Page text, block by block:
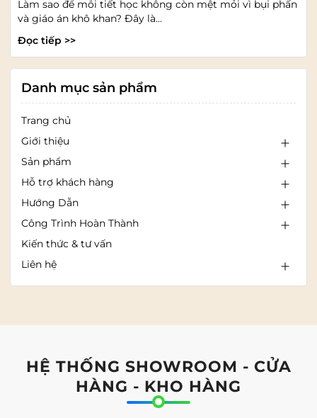
Làm sao để mỗi tiết học không còn mệt mỏi vì bụi phấn
và giáo án khô khan? Đây là...
Đọc tiếp >>
Danh mục sản phẩm
Trang chủ
Giới thiệu
Sản phẩm
Hỗ trợ khách hàng
Hướng Dẫn
Công Trình Hoàn Thành
Kiến thức & tư vấn
Liên hệ
HỆ THỐNG SHOWROOM - CỬA
HÀNG - KHO HÀNG